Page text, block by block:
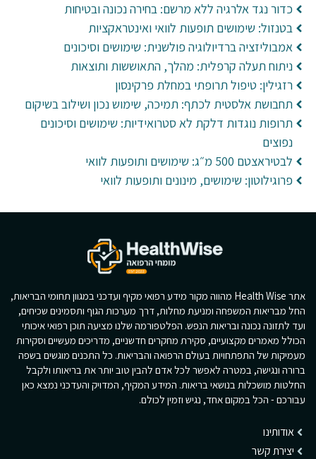
כדור נגד אלרגיה ללא מרשם: בחירה נכונה ובטיחות
בטנזול: שימושים תופעות לוואי ואינטראקציות
אמבוליזציה ברדיולוגיה פולשנית: שימושים וסיכונים
ניתוח תעלה קרפלית: מהלך, התאוששות ותוצאות
רזגילין: טיפול תרופתי במחלת פרקינסון
תחבושת אלסטית לכתף: תמיכה, שימוש נכון ושילוב בשיקום
תרופות נוגדות דלקת לא סטרואידיות: שימושים וסיכונים
נפוצים
לבטיראצטם 500 מ״ג: שימושים ותופעות לוואי
פרוגילוטון: שימושים, מינונים ותופעות לוואי
אתר Health Wise מהווה מקור מידע רפואי מקיף ועדכני במגוון תחומי הבריאות,
החל מבריאות המשפחה ומניעת מחלות, דרך מערכות הגוף ותסמינים שכיחים,
ועד לתזונה נכונה ובריאות הנפש. הפלטפורמה שלנו מציעה תוכן רפואי איכותי
הכולל מאמרים מקצועיים, סקירת מחקרים חדשניים, מדריכים מעשיים וסקירות
מעמיקות של התפתחויות בעולם הרפואה והבריאות. כל התכנים מוגשים בשפה
ברורה ונגישה, במטרה לאפשר לכל אדם להבין טוב יותר את בריאותו ולקבל
החלטות מושכלות בנושאי בריאות. המידע המקיף, המדויק והעדכני נמצא כאן
עבורכם - הכל במקום אחד, נגיש וזמין לכולם.
אודותינו
יצירת קשר